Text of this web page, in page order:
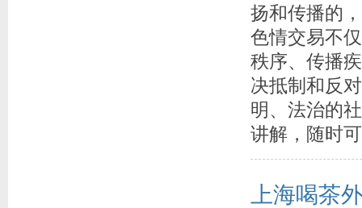
扬和传播的
色情交易不
秩序、传播
决抵制和反
明、法治的
讲解，随时
上海喝茶